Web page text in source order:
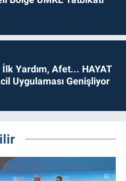
İlk Yardım, Afet... HAYAT
Uygulaması Genişliyor